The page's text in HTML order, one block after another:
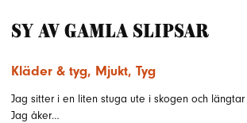
Sy av gamla slipsar
Kläder & tyg, Mjukt, Tyg
Jag sitter i en liten stuga ute i skogen och
Jag åker…